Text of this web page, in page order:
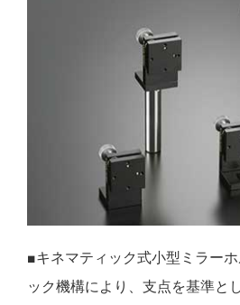
■キネマティック式小型ミラー
ック機構により、支点を基準と